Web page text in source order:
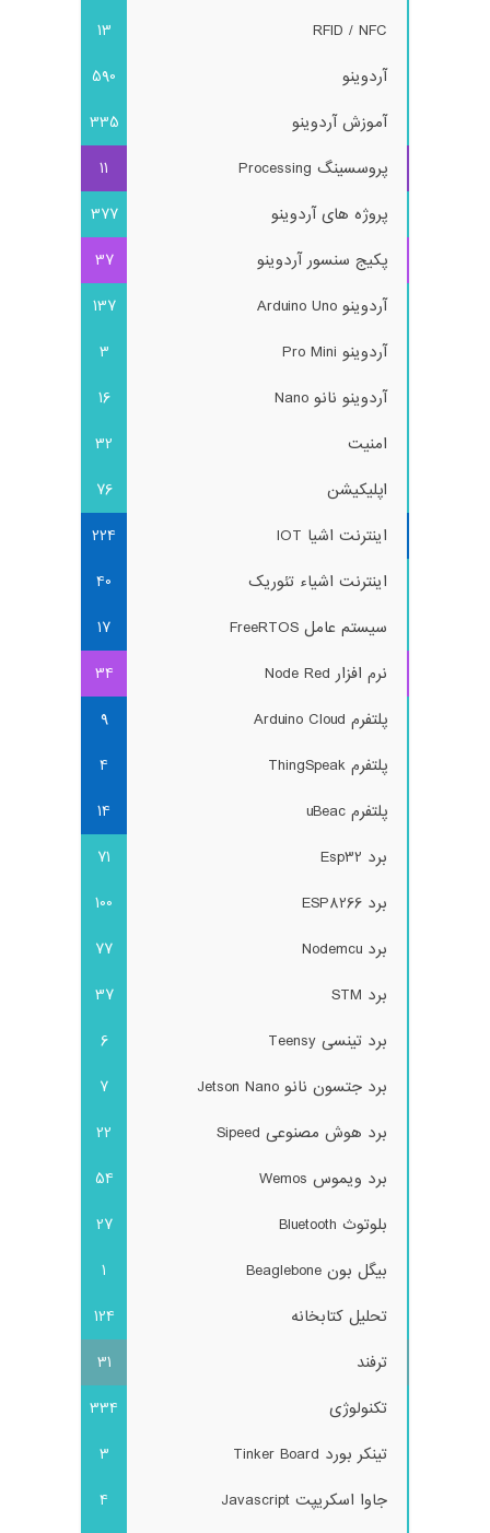
RFID / NFC
13
آردوینو
590
آموزش آردوینو
335
پروسسینگ Processing
11
پروژه های آردوینو
377
پکیج سنسور آردوینو
37
آردوینو Arduino Uno
137
آردوینو Pro Mini
3
آردوینو نانو Nano
16
امنیت
32
اپلیکیشن
76
اینترنت اشیا IOT
224
اینترنت اشیاء تئوریک
40
سیستم عامل FreeRTOS
17
نرم افزار Node Red
34
پلتفرم Arduino Cloud
9
پلتفرم ThingSpeak
4
پلتفرم uBeac
14
برد Esp32
71
برد ESP8266
100
برد Nodemcu
77
برد STM
37
برد تینسی Teensy
6
برد جتسون نانو Jetson Nano
7
برد هوش مصنوعی Sipeed
22
برد ویموس Wemos
54
بلوتوث Bluetooth
27
بیگل بون Beaglebone
1
تحلیل کتابخانه
124
ترفند
31
تکنولوژی
334
تینکر بورد Tinker Board
3
جاوا اسکریپت Javascript
4